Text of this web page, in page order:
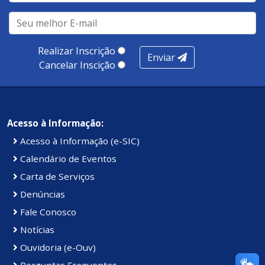
infraestrutura, presença digital e cobertura e
produtividade. Somados, todos as categorias totalizam
Kennedy.Realizar Inscrição
Cancelar Inscição
Enviar
Acesso à Informação:
Acesso à Informação (e-SIC)
Calendário de Eventos
Carta de Serviços
Denúncias
Fale Conosco
Notícias
Ouvidoria (e-Ouv)